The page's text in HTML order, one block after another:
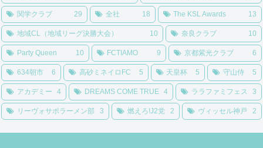
関学クラブ 29 全社 18 The KSL Awards 13
地域CL（地域リーグ決勝大会） 10 奈良クラブ 10
Party Queen 10 FCTIAMO 9 京都紫光クラブ 6
634朝市 6 高砂ミネイロFC 5 天皇杯 5 守山侍 5
アカデミー 4 DREAMS COME TRUE 4 ララファミフェス 3
リーヴォサポラーメン部 3 燃えろ!J2党 2 ヴィッセル神戸 2